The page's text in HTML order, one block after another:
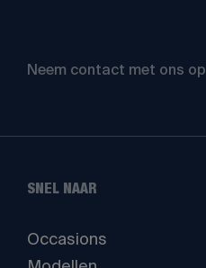
Neem contact met ons op
SNEL NAAR
Occasions